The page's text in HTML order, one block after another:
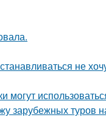
не
зарубежных туров